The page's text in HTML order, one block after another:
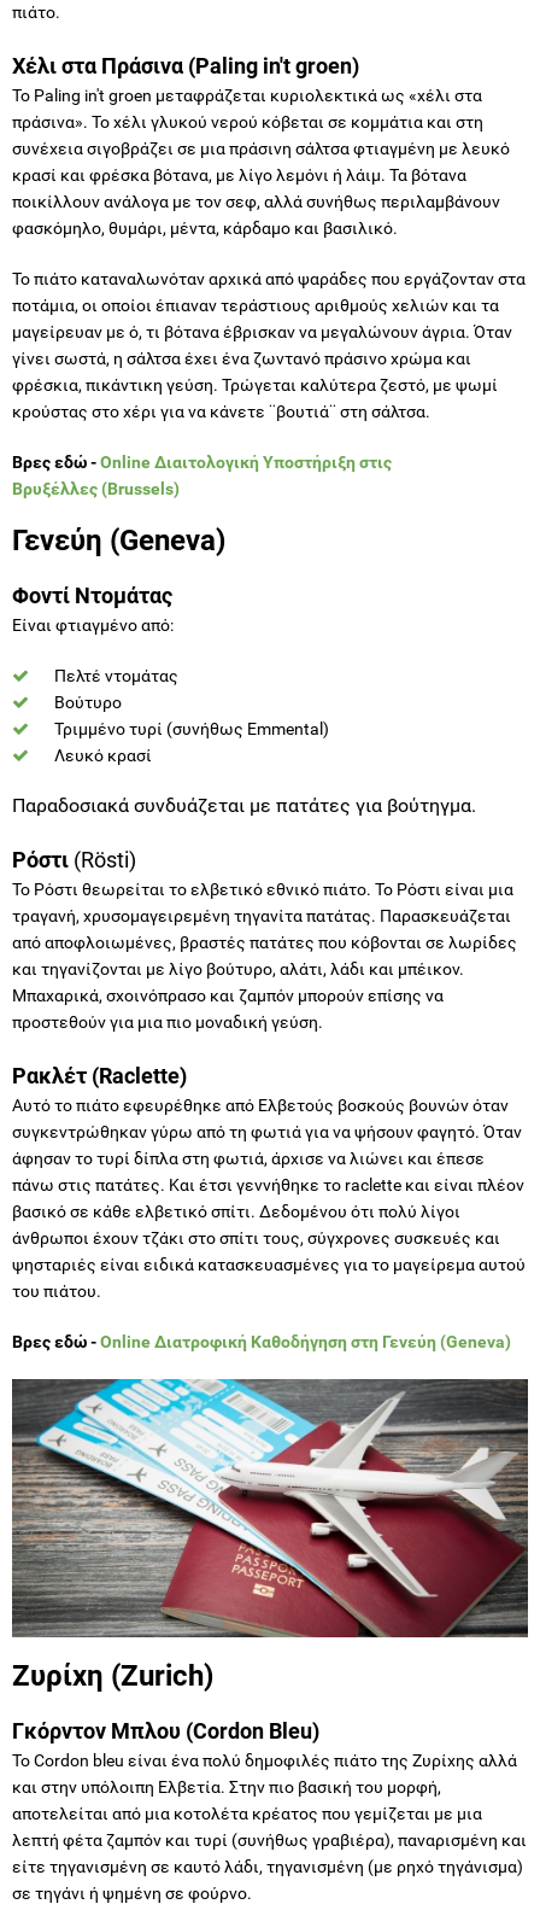
πιάτο.
Χέλι στα Πράσινα (Paling in't groen)
Το Paling in't groen μεταφράζεται κυριολεκτικά ως «χέλι στα
πράσινα». Το χέλι γλυκού νερού κόβεται σε κομμάτια και στη
συνέχεια σιγοβράζει σε μια πράσινη σάλτσα φτιαγμένη με λευκό
κρασί και φρέσκα βότανα, με λίγο λεμόνι ή λάιμ. Τα βότανα
ποικίλλουν ανάλογα με τον σεφ, αλλά συνήθως περιλαμβάνουν
φασκόμηλο, θυμάρι, μέντα, κάρδαμο και βασιλικό.
Το πιάτο καταναλωνόταν αρχικά από ψαράδες που εργάζονταν στα
ποτάμια, οι οποίοι έπιαναν τεράστιους αριθμούς χελιών και τα
μαγείρευαν με ό, τι βότανα έβρισκαν να μεγαλώνουν άγρια. Όταν
γίνει σωστά, η σάλτσα έχει ένα ζωντανό πράσινο χρώμα και
φρέσκια, πικάντικη γεύση. Τρώγεται καλύτερα ζεστό, με ψωμί
κρούστας στο χέρι για να κάνετε ¨βουτιά¨ στη σάλτσα.
Βρες εδώ -Online Διαιτολογική Υποστήριξη στις
Βρυξέλλες (Brussels)
Γενεύη (Geneva)
Φοντί Ντομάτας
Είναι φτιαγμένο από:
Πελτέ ντομάτας
Βούτυρο
Τριμμένο τυρί (συνήθως Emmental)
Λευκό κρασί
Παραδοσιακά συνδυάζεται με πατάτες για βούτηγμα.
Ρόστι (Rösti)
Το Ρόστι θεωρείται το ελβετικό εθνικό πιάτο. Το Ρόστι είναι μια
τραγανή, χρυσομαγειρεμένη τηγανίτα πατάτας. Παρασκευάζεται
από αποφλοιωμένες, βραστές πατάτες που κόβονται σε λωρίδες
και τηγανίζονται με λίγο βούτυρο, αλάτι, λάδι και μπέικον.
Μπαχαρικά, σχοινόπρασο και ζαμπόν μπορούν επίσης να
προστεθούν για μια πιο μοναδική γεύση.
Ρακλέτ (Raclette)
Αυτό το πιάτο εφευρέθηκε από Ελβετούς βοσκούς βουνών όταν
συγκεντρώθηκαν γύρω από τη φωτιά για να ψήσουν φαγητό. Όταν
άφησαν το τυρί δίπλα στη φωτιά, άρχισε να λιώνει και έπεσε
πάνω στις πατάτες. Και έτσι γεννήθηκε το raclette και είναι πλέον
βασικό σε κάθε ελβετικό σπίτι. Δεδομένου ότι πολύ λίγοι
άνθρωποι έχουν τζάκι στο σπίτι τους, σύγχρονες συσκευές και
ψησταριές είναι ειδικά κατασκευασμένες για το μαγείρεμα αυτού
του πιάτου.
Βρες εδώ -Online Διατροφική Καθοδήγηση στη Γενεύη(Geneva)
Ζυρίχη (Zurich)
Γκόρντον Μπλου (Cordon Bleu)
Το Cordon bleu είναι ένα πολύ δημοφιλές πιάτο της Ζυρίχης αλλά
και στην υπόλοιπη Ελβετία. Στην πιο βασική του μορφή,
αποτελείται από μια κοτολέτα κρέατος που γεμίζεται με μια
λεπτή φέτα ζαμπόν και τυρί (συνήθως γραβιέρα), παναρισμένη και
είτε τηγανισμένη σε καυτό λάδι, τηγανισμένη (με ρηχό τηγάνισμα)
σε τηγάνι ή ψημένη σε φούρνο.